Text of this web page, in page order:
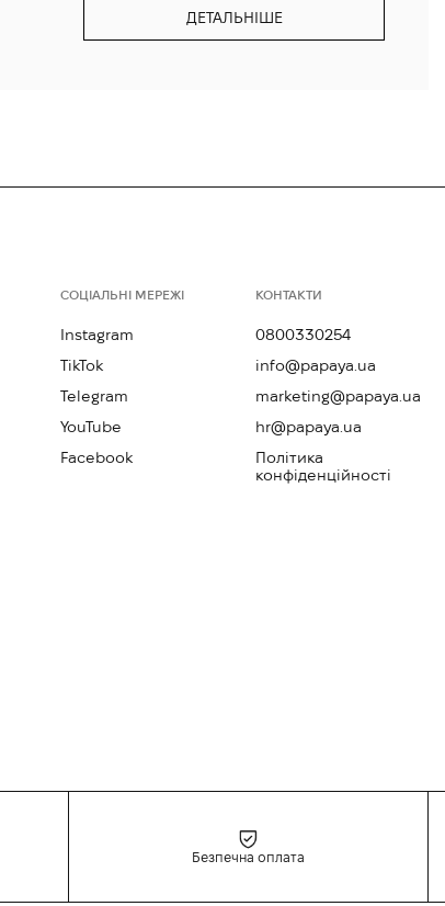
ДЕТАЛЬНІШЕ
СОЦІАЛЬНІ МЕРЕЖІ
Instagram
TikTok
Telegram
YouTube
Facebook
КОНТАКТИ
0800330254
info@papaya.ua
marketing@papaya.ua
hr@papaya.ua
Політика
конфіденційності
Безпечна оплата